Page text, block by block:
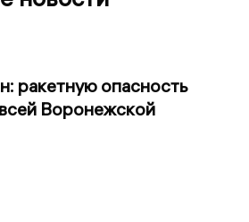
ракетную опасность
Воронежской